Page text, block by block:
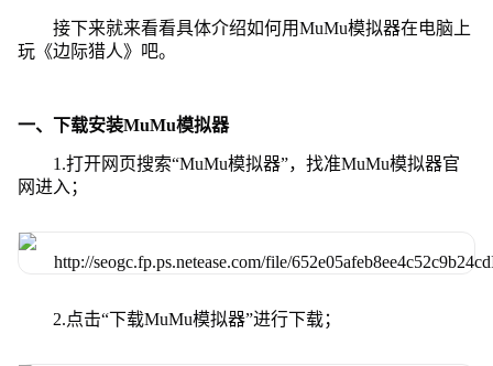
接下来就来看看具体介绍如何用MuMu模拟器在电脑上
玩《边际猎人》吧。
一、下载安装MuMu模拟器
1.打开网页搜索“MuMu模拟器”，找准MuMu模拟器官
网进入；
2.点击“下载MuMu模拟器”进行下载；